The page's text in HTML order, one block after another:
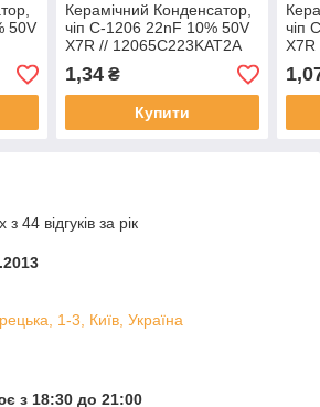
50V
Керамічний Конденсатор,
чіп C-1206 22nF 10% 50V
X7R // 12065C223KAT2A
(AVX)
1,34₴
Купити
чіп
X7R
44 відгуків за рік
1-3, Київ, Україна
з 18:30 до 21:00